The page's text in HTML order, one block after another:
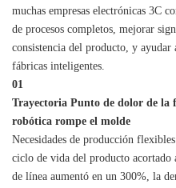
muchas empresas electrónicas 3C
de procesos completos, mejorar
consistencia del producto, y ayudar
fábricas inteligentes.
01
Trayectoria Punto de dolor de la
robótica rompe el molde
Necesidades de producción
ciclo de vida del producto acortado
de línea aumentó en un 300%, la